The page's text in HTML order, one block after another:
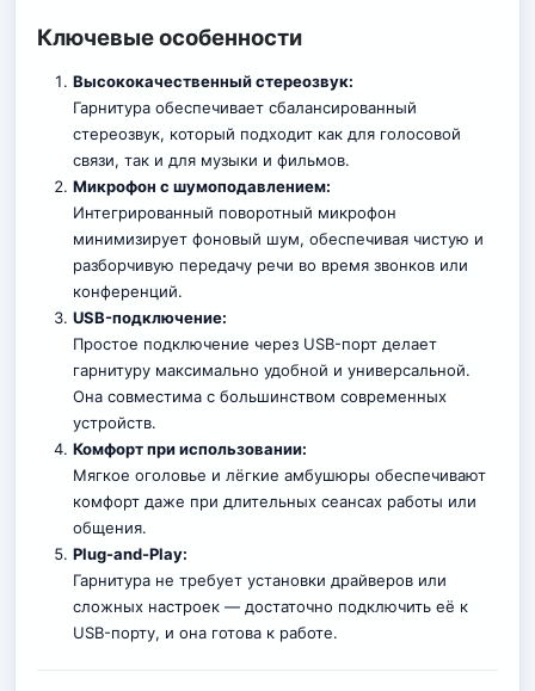
Ключевые особенности
Высококачественный стереозвук:
Гарнитура обеспечивает сбалансированный
стереозвук, который подходит как для голосовой
связи, так и для музыки и фильмов.
Микрофон с шумоподавлением:
Интегрированный поворотный микрофон
минимизирует фоновый шум, обеспечивая чистую и
разборчивую передачу речи во время звонков или
конференций.
USB-подключение:
Простое подключение через USB-порт делает
гарнитуру максимально удобной и универсальной.
Она совместима с большинством современных
устройств.
Комфорт при использовании:
Мягкое оголовье и лёгкие амбушюры обеспечивают
комфорт даже при длительных сеансах работы или
общения.
Plug-and-Play:
Гарнитура не требует установки драйверов или
сложных настроек — достаточно подключить её к
USB-порту, и она готова к работе.